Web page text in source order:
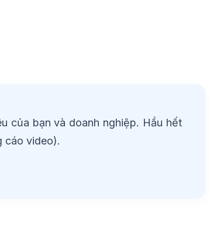
của bạn và doanh nghiệp. Hầu hết
cáo video).